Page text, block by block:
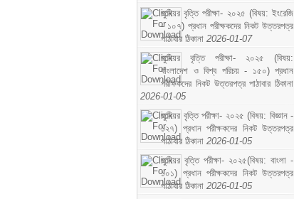
জুনিয়র বৃত্তি পরীক্ষা- ২০২৫ (বিষয়: ইংরেজি
- ১০৭) প্রধান পরীক্ষকদের নিকট উত্তরপত্র
পাঠাবার ঠিকানা 2026-01-07
জুনিয়র বৃত্তি পরীক্ষা- ২০২৫ (বিষয়:
বাংলাদেশ ও বিশ্ব পরিচয় - ১৫০) প্রধান
পরীক্ষকদের নিকট উত্তরপত্র পাঠাবার ঠিকানা
2026-01-05
জুনিয়র বৃত্তি পরীক্ষা- ২০২৫ (বিষয়: বিজ্ঞান -
১২৭) প্রধান পরীক্ষকদের নিকট উত্তরপত্র
পাঠাবার ঠিকানা 2026-01-05
জুনিয়র বৃত্তি পরীক্ষা- ২০২৫(বিষয়: বাংলা -
১০১) প্রধান পরীক্ষকদের নিকট উত্তরপত্র
পাঠাবার ঠিকানা 2026-01-05